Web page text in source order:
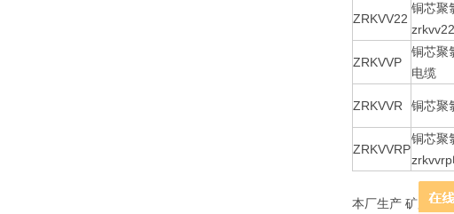
ZRKVV22
铜芯聚
ZRKVVP
铜芯聚
电缆
ZRKVVR 铜芯聚
ZRKVVRP
铜芯聚
本厂生产 矿用电